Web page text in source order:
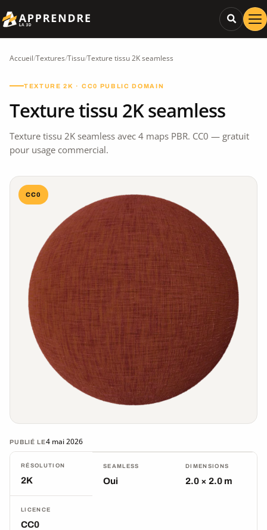
Accueil/Textures/Tissu/Texture tissu 2K seamless
TEXTURE 2K · CC0 PUBLIC DOMAIN
Texture tissu 2K seamless
Texture tissu 2K seamless avec 4 maps PBR. CC0 — gratuit
pour usage commercial.
CC0
PUBLIÉ LE4 mai 2026
RÉSOLUTION
2K
SEAMLESS
Oui
DIMENSIONS
2.0 × 2.0 m
LICENCE
CC0